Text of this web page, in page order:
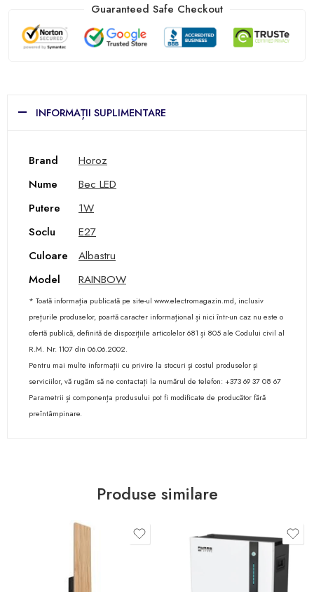
Guaranteed Safe Checkout
INFORMAȚII SUPLIMENTARE
Brand
Horoz
Nume
Bec LED
Putere
1W
Soclu
E27
Culoare
Albastru
Model
RAINBOW
* Toată informația publicată pe site-ul www.electromagazin.md, inclusiv
prețurile produselor, poartă caracter informațional și nici într-un caz nu este o
ofertă publică, definită de dispozițiile articolelor 681 și 805 ale Codului civil al
R.M. Nr. 1107 din 06.06.2002.
Pentru mai multe informații cu privire la stocuri și costul produselor și
serviciilor, vă rugăm să ne contactați la numărul de telefon: +373 69 37 08 67
Parametrii și componența produsului pot fi modificate de producător fără
preîntâmpinare.
Produse similare